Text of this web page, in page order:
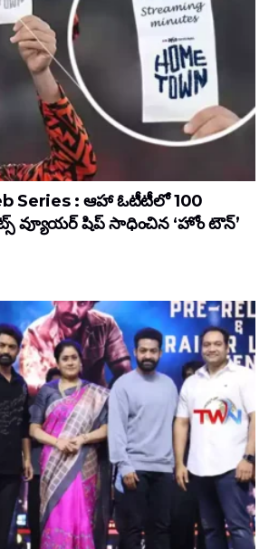
Series : ఆహా ఓటీటీలో 100
వ్యూయర్ షిప్ సాధించిన ‘హోం టౌన్’